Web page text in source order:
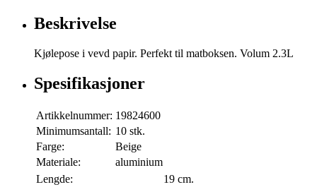
Beskrivelse
Kjølepose i vevd papir. Perfekt til matboksen. Volum 2.3L
Spesifikasjoner
Artikkelnummer: 19824600
Minimumsantall: 10 stk.
Farge:
Beige
Materiale:
aluminium
Lengde:
19 cm.